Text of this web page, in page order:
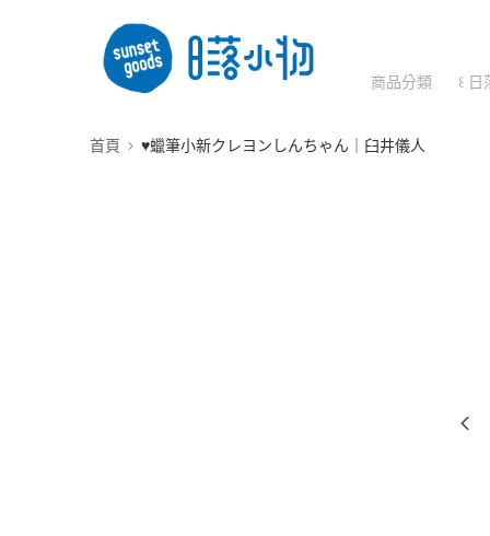
商品分類 ꒰
首頁 ♥︎蠟筆小新クレヨンしんちゃん｜臼井儀人